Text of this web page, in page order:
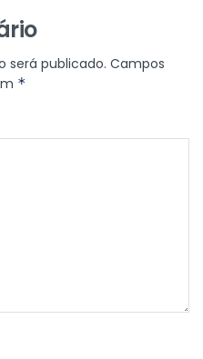
será publicado. Campos
*